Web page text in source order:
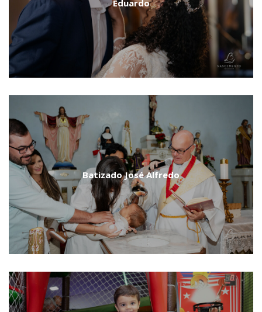
Eduardo
Batizado José Alfredo